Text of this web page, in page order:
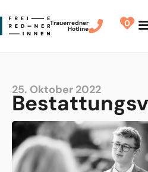
Trauerredner
Hotline
0
25. Oktober 2022